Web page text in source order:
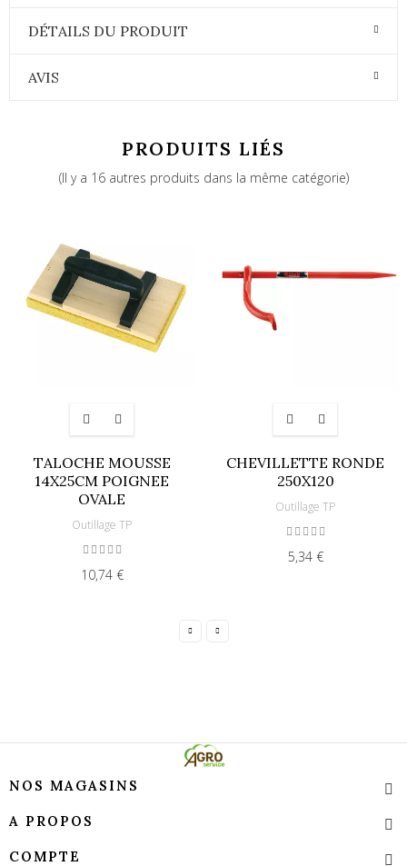
DÉTAILS DU PRODUIT
AVIS
PRODUITS LIÉS
(Il y a 16 autres produits dans la même catégorie)
TALOCHE MOUSSE
14X25CM POIGNEE
OVALE
Outillage TP
10,74 €
CHEVILLETTE RONDE
250X120
Outillage TP
5,34 €
NOS MAGASINS
A PROPOS
COMPTE